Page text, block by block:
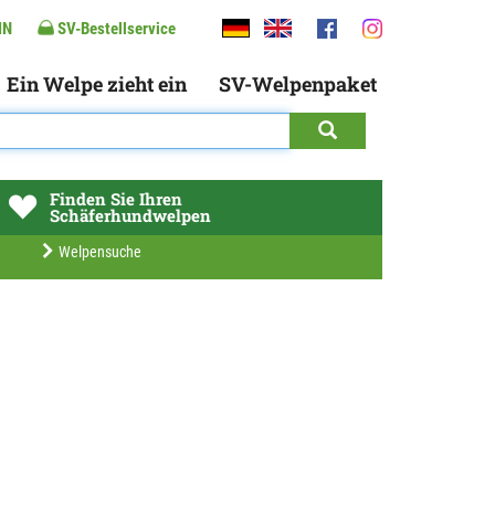
SV-Bestellservice
Ein Welpe zieht ein SV-Welpenpaket
Finden Sie Ihren
Schäferhundwelpen
Welpensuche